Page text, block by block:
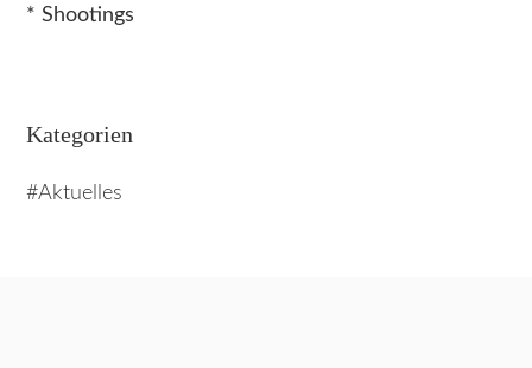
* Shootings
Kategorien
Aktuelles